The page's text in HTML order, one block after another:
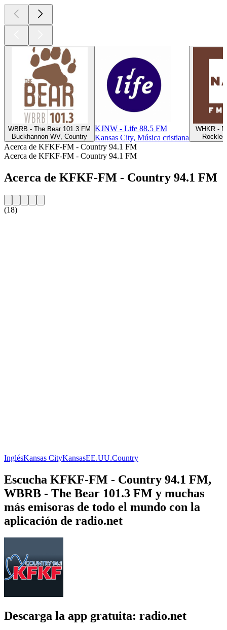
WBRB - The Bear 101.3 FM
Buckhannon WV, Country
KJNW - Life 88.5 FM
Kansas City, Música cristiana
WHKR -
Acerca de KFKF-FM - Country 94.1 FM
Acerca de KFKF-FM - Country 94.1 FM
Acerca de KFKF-FM - Country 94.1 FM
(18)
InglésKansas CityKansasEE.UU.Country
Escucha KFKF-FM - Country 94.1 FM,
WBRB - The Bear 101.3 FM y muchas
más emisoras de todo el mundo con la
aplicación de radio.net
Descarga la app gratuita: radio.net